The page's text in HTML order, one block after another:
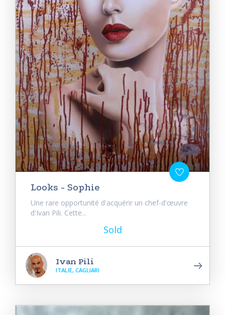
Looks - Sophie
Une rare opportunité d'acquérir un chef-d'œuvre
d'Ivan Pili. Cette...
Sold
Ivan Pili
ITALIE, CAGLIARI